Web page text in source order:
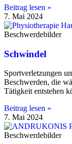
Beitrag lesen »
7. Mai 2024
Beschwerdebilder
Schwindel
Sportverletzungen
Beschwerden, die
Tätigkeit entstehen
Beitrag lesen »
7. Mai 2024
Beschwerdebilder